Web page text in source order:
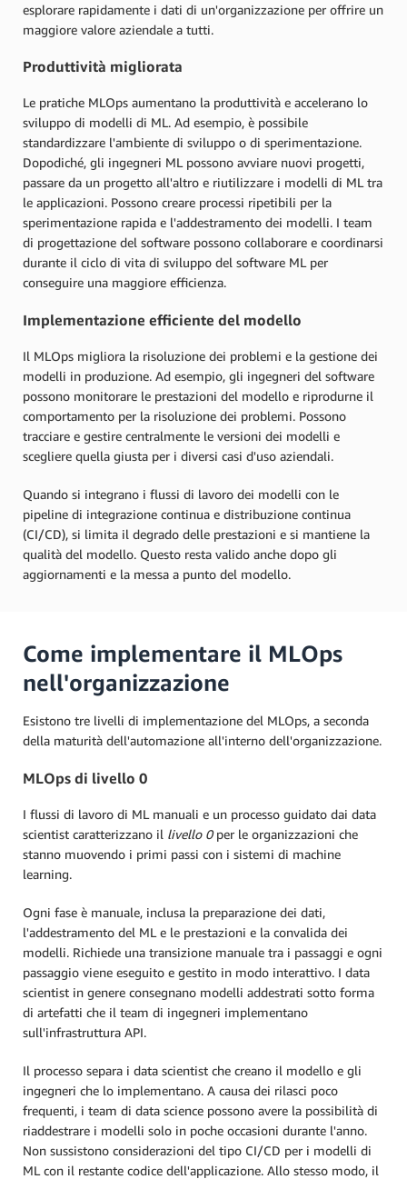
esplorare rapidamente i dati di un'organizzazione per offrire un
maggiore valore aziendale a tutti.
Produttività migliorata
Le pratiche MLOps aumentano la produttività e accelerano lo
sviluppo di modelli di ML. Ad esempio, è possibile
standardizzare l'ambiente di sviluppo o di sperimentazione.
Dopodiché, gli ingegneri ML possono avviare nuovi progetti,
passare da un progetto all'altro e riutilizzare i modelli di ML tra
le applicazioni. Possono creare processi ripetibili per la
sperimentazione rapida e l'addestramento dei modelli. I team
di progettazione del software possono collaborare e coordinarsi
durante il ciclo di vita di sviluppo del software ML per
conseguire una maggiore efficienza.
Implementazione efficiente del modello
Il MLOps migliora la risoluzione dei problemi e la gestione dei
modelli in produzione. Ad esempio, gli ingegneri del software
possono monitorare le prestazioni del modello e riprodurne il
comportamento per la risoluzione dei problemi. Possono
tracciare e gestire centralmente le versioni dei modelli e
scegliere quella giusta per i diversi casi d'uso aziendali.
Quando si integrano i flussi di lavoro dei modelli con le
pipeline di integrazione continua e distribuzione continua
(CI/CD), si limita il degrado delle prestazioni e si mantiene la
qualità del modello. Questo resta valido anche dopo gli
aggiornamenti e la messa a punto del modello.
Come implementare il MLOps
nell'organizzazione
Esistono tre livelli di implementazione del MLOps, a seconda
della maturità dell'automazione all'interno dell'organizzazione.
MLOps di livello 0
I flussi di lavoro di ML manuali e un processo guidato dai data
scientist caratterizzano il livello 0per le organizzazioni che
stanno muovendo i primi passi con i sistemi di machine
learning.
Ogni fase è manuale, inclusa la preparazione dei dati,
l'addestramento del ML e le prestazioni e la convalida dei
modelli. Richiede una transizione manuale tra i passaggi e ogni
passaggio viene eseguito e gestito in modo interattivo. I data
scientist in genere consegnano modelli addestrati sotto forma
di artefatti che il team di ingegneri implementano
sull'infrastruttura API.
Il processo separa i data scientist che creano il modello e gli
ingegneri che lo implementano. A causa dei rilasci poco
frequenti, i team di data science possono avere la possibilità di
riaddestrare i modelli solo in poche occasioni durante l'anno.
Non sussistono considerazioni del tipo CI/CD per i modelli di
ML con il restante codice dell'applicazione. Allo stesso modo, il